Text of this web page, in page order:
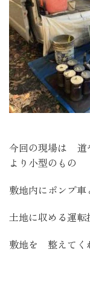
今回の現場は 道
より小型のもの
敷地内にポンプ
土地に収める運
敷地を 整えてく